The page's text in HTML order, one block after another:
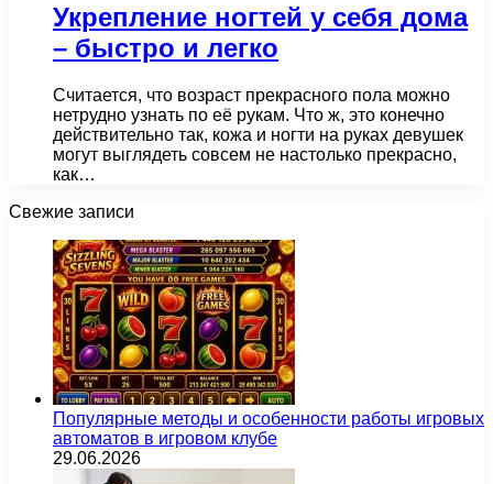
Укрепление ногтей у себя дома
– быстро и легко
Считается, что возраст прекрасного пола можно
нетрудно узнать по её рукам. Что ж, это конечно
действительно так, кожа и ногти на руках девушек
могут выглядеть совсем не настолько прекрасно,
как…
Свежие записи
Популярные методы и особенности работы игровых
автоматов в игровом клубе
29.06.2026